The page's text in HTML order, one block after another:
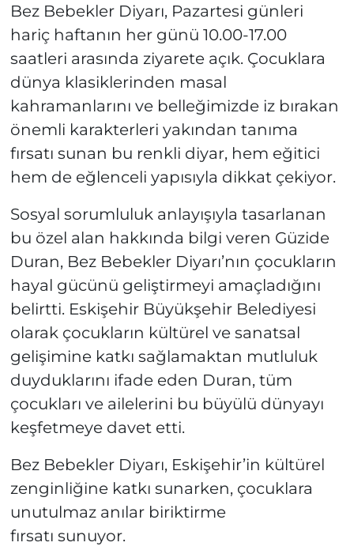
Bez Bebekler Diyarı, Pazartesi günleri
hariç haftanın her günü 10.00-17.00
saatleri arasında ziyarete açık. Çocuklara
dünya klasiklerinden masal
kahramanlarını ve belleğimizde iz bırakan
önemli karakterleri yakından tanıma
fırsatı sunan bu renkli diyar, hem eğitici
hem de eğlenceli yapısıyla dikkat çekiyor.
Sosyal sorumluluk anlayışıyla tasarlanan
bu özel alan hakkında bilgi veren Güzide
Duran, Bez Bebekler Diyarı’nın çocukların
hayal gücünü geliştirmeyi amaçladığını
belirtti. Eskişehir Büyükşehir Belediyesi
olarak çocukların kültürel ve sanatsal
gelişimine katkı sağlamaktan mutluluk
duyduklarını ifade eden Duran, tüm
çocukları ve ailelerini bu büyülü dünyayı
keşfetmeye davet etti.
Bez Bebekler Diyarı, Eskişehir’in kültürel
zenginliğine katkı sunarken, çocuklara
unutulmaz anılar biriktirme
fırsatı sunuyor.